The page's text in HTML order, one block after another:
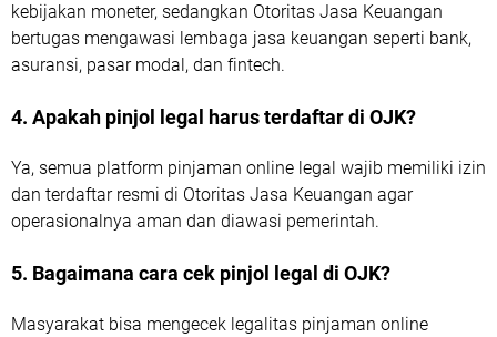
kebijakan moneter, sedangkan Otoritas Jasa Keuangan
bertugas mengawasi lembaga jasa keuangan seperti bank,
asuransi, pasar modal, dan fintech.
4. Apakah pinjol legal harus terdaftar di OJK?
Ya, semua platform pinjaman online legal wajib memiliki izin
dan terdaftar resmi di Otoritas Jasa Keuangan agar
operasionalnya aman dan diawasi pemerintah.
5. Bagaimana cara cek pinjol legal di OJK?
Masyarakat bisa mengecek legalitas pinjaman online